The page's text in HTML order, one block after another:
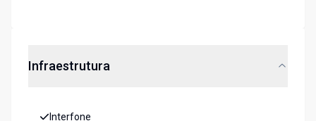
Infraestrutura
Interfone